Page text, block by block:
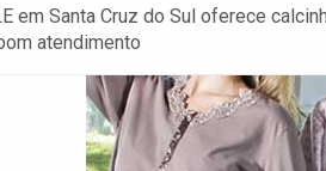
em Santa Cruz do Sul oferece
atendimento